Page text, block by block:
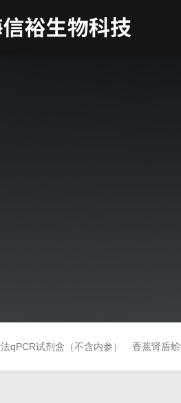
qPCR试剂盒（不含内参） 香蕉肾盾